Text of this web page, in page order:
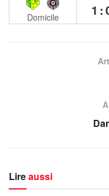
Domicile
Lireaussi